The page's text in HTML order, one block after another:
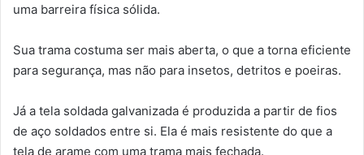
uma barreira física sólida.
Sua trama costuma ser mais aberta, o que a torna eficiente
para segurança, mas não para insetos, detritos e poeiras.
Já a tela soldada galvanizada é produzida a partir de fios
de aço soldados entre si. Ela é mais resistente do que a
tela de arame com uma trama mais fechada.